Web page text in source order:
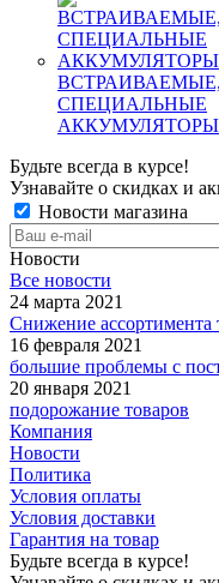
ВСТРАИВАЕМЫЕ,
СПЕЦИАЛЬНЫЕ
АККУМУЛЯТОРЫ
Будьте всегда в курсе!
Узнавайте о скидках и
Новости магазина
Новости
Все новости
24 марта 2021
Снижение ассортимента
16 февраля 2021
большие проблемы с
20 января 2021
подорожание товаров
Компания
Новости
Политика
Условия оплаты
Условия доставки
Гарантия на товар
Будьте всегда в курсе!